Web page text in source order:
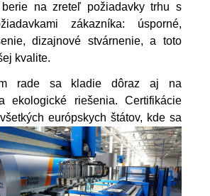
na zreteľ požiadavky trhu s
zákazníka: úsporné,
dizajnové stvárnenie, a toto
kvalite.
rade sa kladie dôraz aj na
ekologické riešenia. Certifikácie
európskych štátov, kde sa